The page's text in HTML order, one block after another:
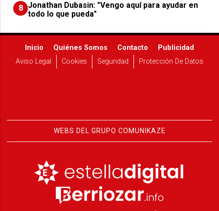
8 Jonathan Dubasin: "Vengo aquí para ayudar en
todo lo que pueda"
Inicio Quiénes Somos Contacto
Publicidad
Aviso Legal
Cookies Seguridad Protección De Datos
WEBS DEL GRUPO COMUNIKAZE